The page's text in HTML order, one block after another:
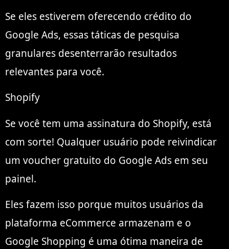
Se eles estiverem oferecendo crédito do
Google Ads, essas táticas de pesquisa
granulares desenterrarão resultados
relevantes para você.
Shopify
Se você tem uma assinatura do Shopify, está
com sorte! Qualquer usuário pode reivindicar
um voucher gratuito do Google Ads em seu
painel.
Eles fazem isso porque muitos usuários da
plataforma eCommerce armazenam e o
Google Shopping é uma ótima maneira de